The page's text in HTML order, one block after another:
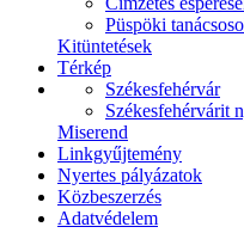
Püspöki
Kitüntetések
Térkép
Székesfehérvár
Székesfehérvárit
Miserend
Linkgyűjtemény
Nyertes pályázatok
Közbeszerzés
Adatvédelem